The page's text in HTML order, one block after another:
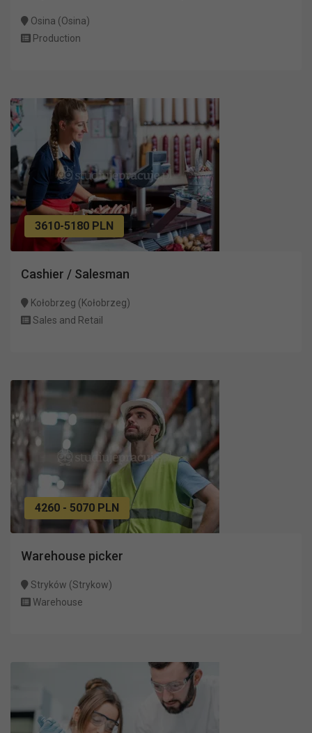
Osina (Osina)
Production
3610-5180 PLN
Cashier / Salesman
Kołobrzeg (Kołobrzeg)
Sales and Retail
4260 - 5070 PLN
Warehouse picker
Stryków (Strykow)
Warehouse